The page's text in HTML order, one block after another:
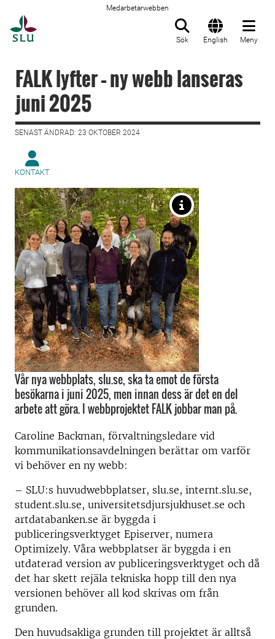
Medarbetarwebben
Sök English Meny
FALK lyfter – ny webb lanseras
juni 2025
SENAST ÄNDRAD: 23 OKTOBER 2024
KONTAKT
Vår nya webbplats, slu.se, ska ta emot de första
besökarna i juni 2025, men innan dess är det en del
arbete att göra. I webbprojektet FALK jobbar man på.
Caroline Backman, förvaltningsledare vid
kommunikationsavdelningen berättar om varför
vi behöver en ny webb:
– SLU:s huvudwebbplatser, slu.se, internt.slu.se,
student.slu.se, universitetsdjursjukhuset.se och
artdatabanken.se är byggda i
publiceringsverktyget Episerver, numera
Optimizely. Våra webbplatser är byggda i en
utdaterad version av publiceringsverktyget och då
det har skett rejäla tekniska hopp till den nya
versionen behöver all kod skrivas om från
grunden.
Den huvudsakliga grunden till projektet är alltså